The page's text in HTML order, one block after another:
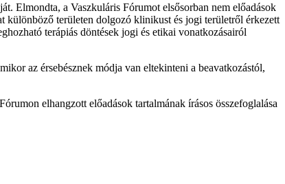
Elmondta, a Vaszkuláris Fórumot elsősorban nem előadások
különböző területen dolgozó klinikust és jogi területről érkezett
terápiás döntések jogi és etikai vonatkozásairól
az érsebésznek módja van eltekinteni a beavatkozástól,
elhangzott előadások tartalmának írásos összefoglalása